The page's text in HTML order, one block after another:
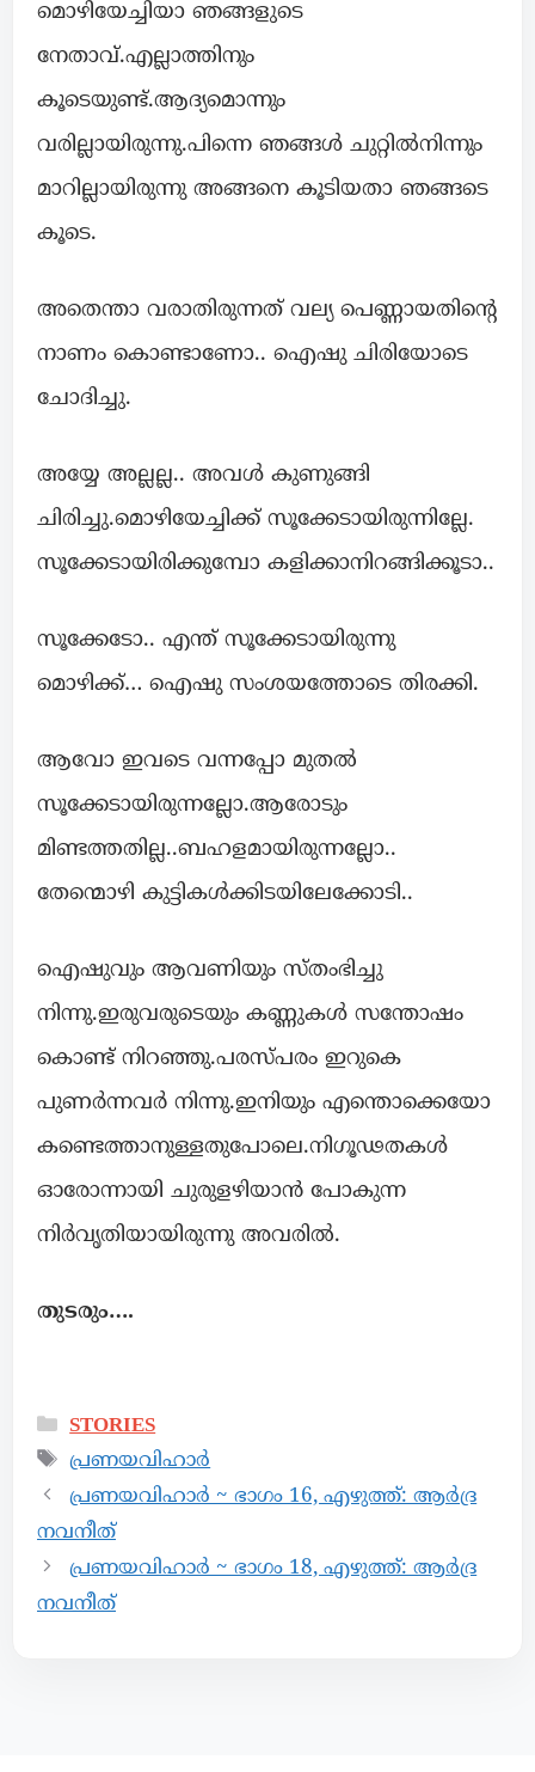
മൊഴിയേച്ചിയാ ഞങ്ങളുടെ
നേതാവ്.എല്ലാത്തിനും
കൂടെയുണ്ട്.ആദ്യമൊന്നും
വരില്ലായിരുന്നു.പിന്നെ ഞങ്ങൾ ചുറ്റിൽനിന്നും
മാറില്ലായിരുന്നു അങ്ങനെ കൂടിയതാ ഞങ്ങടെ
കൂടെ.
അതെന്താ വരാതിരുന്നത് വല്യ പെണ്ണായതിന്റെ
നാണം കൊണ്ടാണോ.. ഐഷു ചിരിയോടെ
ചോദിച്ചു.
അയ്യേ അല്ലല്ല.. അവൾ കുണുങ്ങി
ചിരിച്ചു.മൊഴിയേച്ചിക്ക് സൂക്കേടായിരുന്നില്ലേ.
സൂക്കേടായിരിക്കുമ്പോ കളിക്കാനിറങ്ങിക്കൂടാ..
സൂക്കേടോ.. എന്ത് സൂക്കേടായിരുന്നു
മൊഴിക്ക്… ഐഷു സംശയത്തോടെ തിരക്കി.
ആവോ ഇവടെ വന്നപ്പോ മുതൽ
സൂക്കേടായിരുന്നല്ലോ.ആരോടും
മിണ്ടത്തതില്ല..ബഹളമായിരുന്നല്ലോ..
തേന്മൊഴി കുട്ടികൾക്കിടയിലേക്കോടി..
ഐഷുവും ആവണിയും സ്തംഭിച്ചു
നിന്നു.ഇരുവരുടെയും കണ്ണുകൾ സന്തോഷം
കൊണ്ട് നിറഞ്ഞു.പരസ്പരം ഇറുകെ
പുണർന്നവർ നിന്നു.ഇനിയും എന്തൊക്കെയോ
കണ്ടെത്താനുള്ളതുപോലെ.നിഗൂഢതകൾ
ഓരോന്നായി ചുരുളഴിയാൻ പോകുന്ന
നിർവൃതിയായിരുന്നു അവരിൽ.
തുടരും….
STORIES
പ്രണയവിഹാർ
പ്രണയവിഹാർ ~ ഭാഗം 16, എഴുത്ത്: ആർദ്ര
നവനീത്
പ്രണയവിഹാർ ~ ഭാഗം 18, എഴുത്ത്: ആർദ്ര
നവനീത്